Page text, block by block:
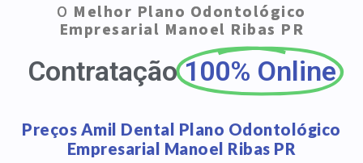
O Melhor Plano Odontológico
Empresarial Manoel Ribas PR
Contratação 100% Online
Preços Amil Dental Plano Odontológico
Empresarial Manoel Ribas PR